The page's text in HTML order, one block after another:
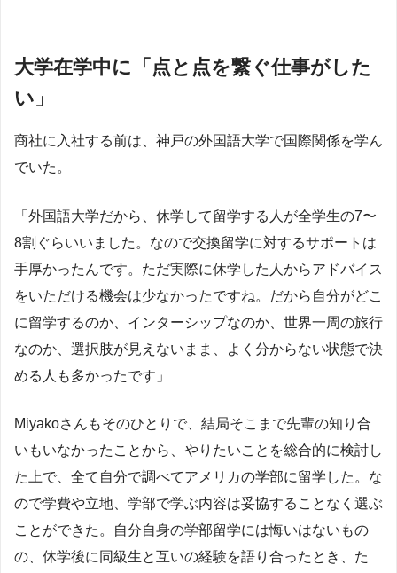
大学在学中に「点と点を繋ぐ仕事がした
い」
商社に入社する前は、神戸の外国語大学で国際関係を学ん
でいた。
「外国語大学だから、休学して留学する人が全学生の7〜
8割ぐらいいました。なので交換留学に対するサポートは
手厚かったんです。ただ実際に休学した人からアドバイス
をいただける機会は少なかったですね。だから自分がどこ
に留学するのか、インターシップなのか、世界一周の旅行
なのか、選択肢が見えないまま、よく分からない状態で決
める人も多かったです」
Miyakoさんもそのひとりで、結局そこまで先輩の知り合
いもいなかったことから、やりたいことを総合的に検討し
た上で、全て自分で調べてアメリカの学部に留学した。な
ので学費や立地、学部で学ぶ内容は妥協することなく選ぶ
ことができた。自分自身の学部留学には悔いはないもの
の、休学後に同級生と互いの経験を語り合ったとき、た